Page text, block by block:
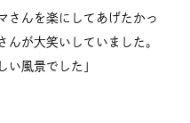
さんを楽にしてあげたかっ
んが大笑いしていました。
い風景でした」